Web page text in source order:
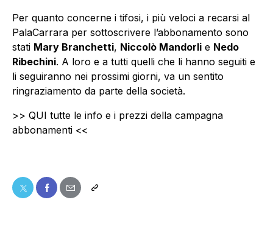
Per quanto concerne i tifosi, i più veloci a recarsi al
PalaCarrara per sottoscrivere l’abbonamento sono
stati Mary Branchetti, Niccolò Mandorli e Nedo
Ribechini. A loro e a tutti quelli che li hanno seguiti e
li seguiranno nei prossimi giorni, va un sentito
ringraziamento da parte della società.
>> QUI tutte le info e i prezzi della campagna
abbonamenti <<